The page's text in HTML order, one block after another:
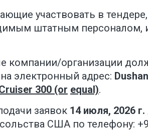
участвовать в
штатным персоналом,
компании/организации
электронный адрес:
300 (or equal).
заявок 14 июля, 2026
США по телефону: